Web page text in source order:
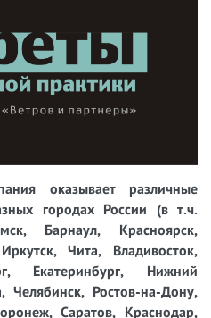
оказывает различные
городах России (в т.ч.
Барнаул, Красноярск,
Чита, Владивосток,
Екатеринбург, Нижний
Челябинск, Ростов-на-Дону,
Саратов, Краснодар,